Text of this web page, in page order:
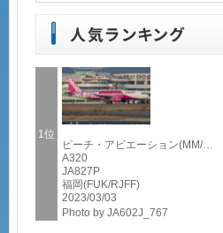
1位
ピーチ・アビエーション(MM/…
A320
JA827P
福岡(FUK/RJFF)
2023/03/03
Photo by JA602J_767